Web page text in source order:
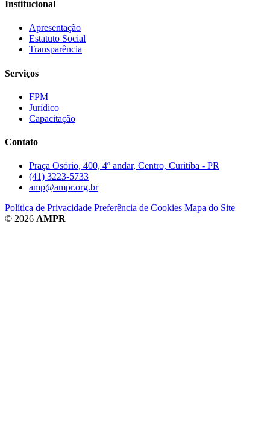
Institucional
Apresentação
Estatuto Social
Transparência
Serviços
FPM
Jurídico
Capacitação
Contato
Praça Osório, 400, 4º andar, Centro, Curitiba - PR
(41) 3223-5733
amp@ampr.org.br
Política de Privacidade Preferência de Cookies Mapa do Site
© 2026 AMPR